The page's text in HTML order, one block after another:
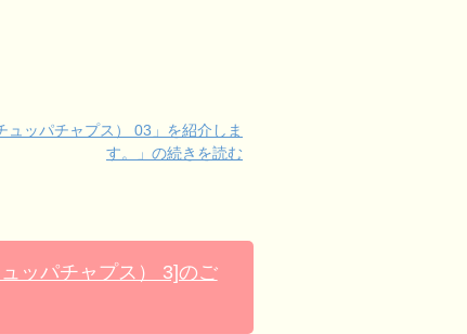
ュッパチャプス） 03」を紹介しま
す。」の続きを読む
ッパチャプス） 3]のご